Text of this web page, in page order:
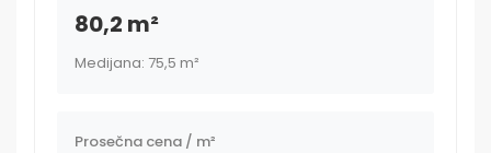
80,2 m²
Medijana: 75,5 m²
Prosečna cena / m²